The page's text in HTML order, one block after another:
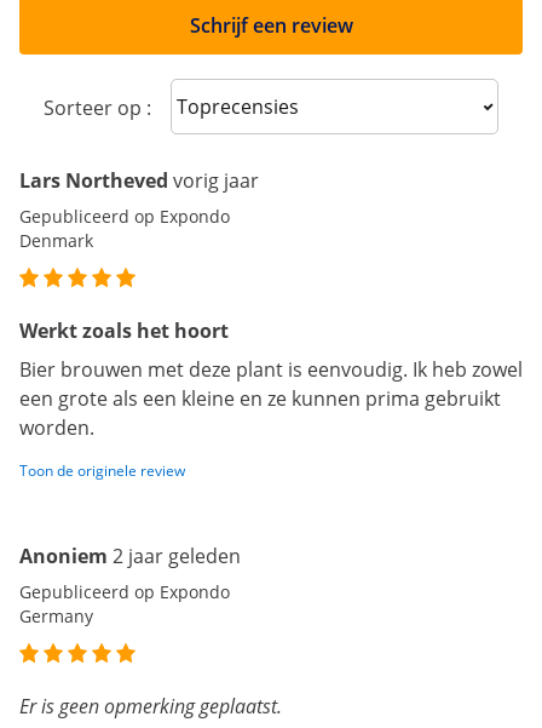
Schrijf een review
Sorteer op : Sort reviews
Lars Northeved vorig jaar
Gepubliceerd op Expondo
Denmark
Werkt zoals het hoort
Bier brouwen met deze plant is eenvoudig. Ik heb zowel
een grote als een kleine en ze kunnen prima gebruikt
worden.
Toon de originele review
Anoniem 2 jaar geleden
Gepubliceerd op Expondo
Germany
Er is geen opmerking geplaatst.